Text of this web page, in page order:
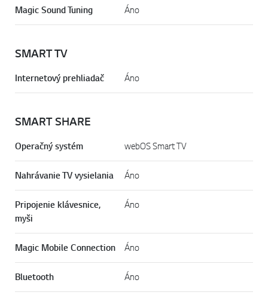
Magic Sound Tuning Áno
SMART TV
Internetový prehliadač Áno
SMART SHARE
Operačný systém webOS Smart TV
Nahrávanie TV vysielania Áno
Pripojenie klávesnice,
myši
Áno
Magic Mobile Connection Áno
Bluetooth Áno